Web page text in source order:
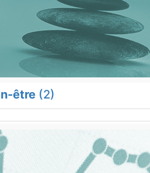
être (2)